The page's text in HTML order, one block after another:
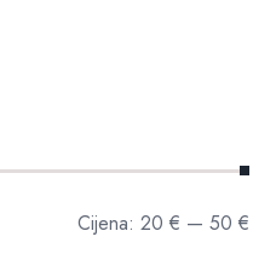
Cijena: 20 € — 50 €